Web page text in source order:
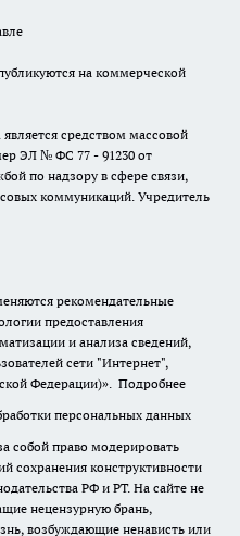
на коммерческой
средством массовой
ЭЛ № ФС 77 - 91230 от
по надзору в сфере связи,
коммуникаций. Учредитель
рекомендательные
предоставления
и анализа сведений,
сети "Интернет",
Федерации)». Подробнее
персональных данных
собой право модерировать
сохранения конструктивности
РФ и РТ. На сайте не
нецензурную брань,
возбуждающие ненависть или